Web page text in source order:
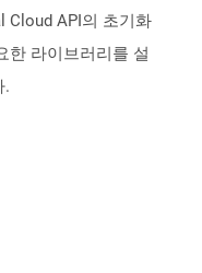
Cloud API의 초기화
한 라이브러리를 설
.